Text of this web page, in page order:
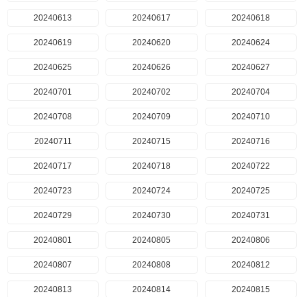
20240613 20240617 20240618
20240619 20240620 20240624
20240625 20240626 20240627
20240701 20240702 20240704
20240708 20240709 20240710
20240711 20240715 20240716
20240717 20240718 20240722
20240723 20240724 20240725
20240729 20240730 20240731
20240801 20240805 20240806
20240807 20240808 20240812
20240813 20240814 20240815